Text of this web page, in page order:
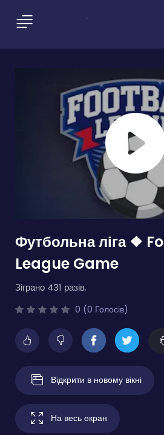
Футбольна ліга ❖
League Game
Зіграно 431 разів.
0 (0 Голосів)
Відкрити в новому вікні
На весь екран